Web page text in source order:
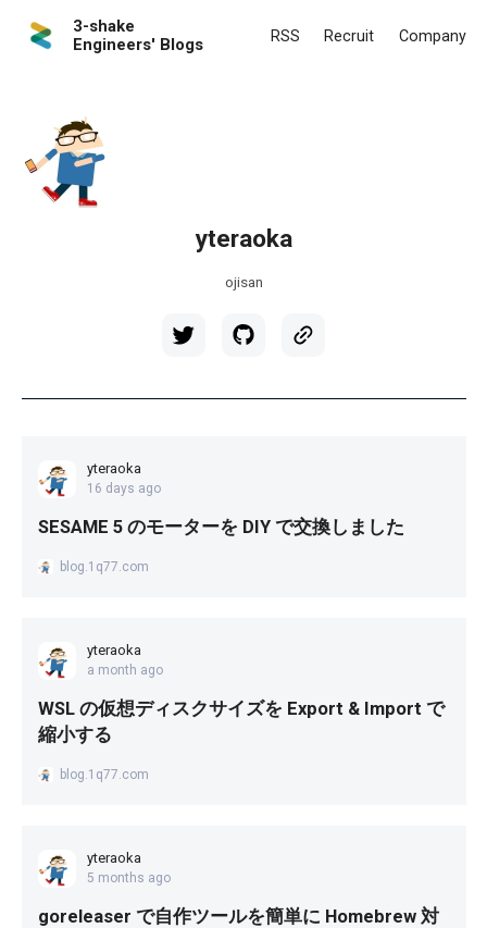
3-shake
Engineers' Blogs
RSS Recruit Company
yteraoka
ojisan
yteraoka
16 days ago
SESAME 5 のモーターを DIY で交換しました
blog.1q77.com
yteraoka
a month ago
WSL の仮想ディスクサイズを Export & Import で
縮小する
blog.1q77.com
yteraoka
5 months ago
goreleaser で自作ツールを簡単に Homebrew 対